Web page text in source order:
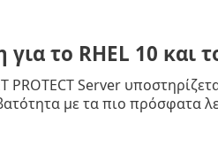
το RHEL 10 και
PROTECT Server
με τα πιο πρόσφατα